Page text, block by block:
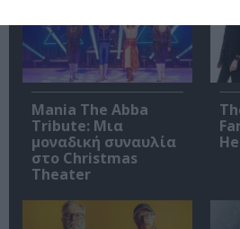
Mania The Abba
Tribute: Μια
μοναδική συναυλία
στο Christmas
Theater